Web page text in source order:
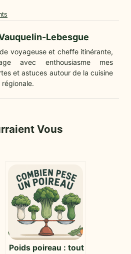
Lebesgue
voyageuse et cheffe itinérante,
avec enthousiasme mes
et astuces autour de la cuisine
Vous
Poids poireau : tout